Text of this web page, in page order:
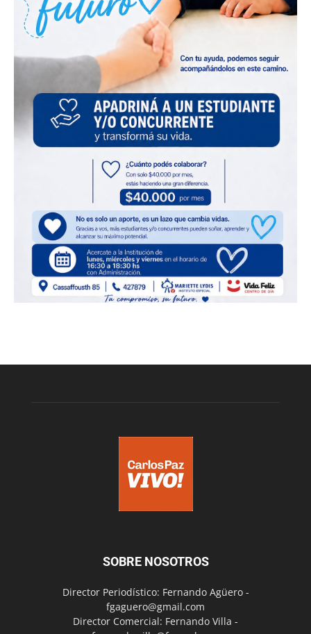
SOBRE NOSOTROS
Director Periodístico: Fernando Agüero -
fgaguero@gmail.com
Director Comercial: Fernando Villa -